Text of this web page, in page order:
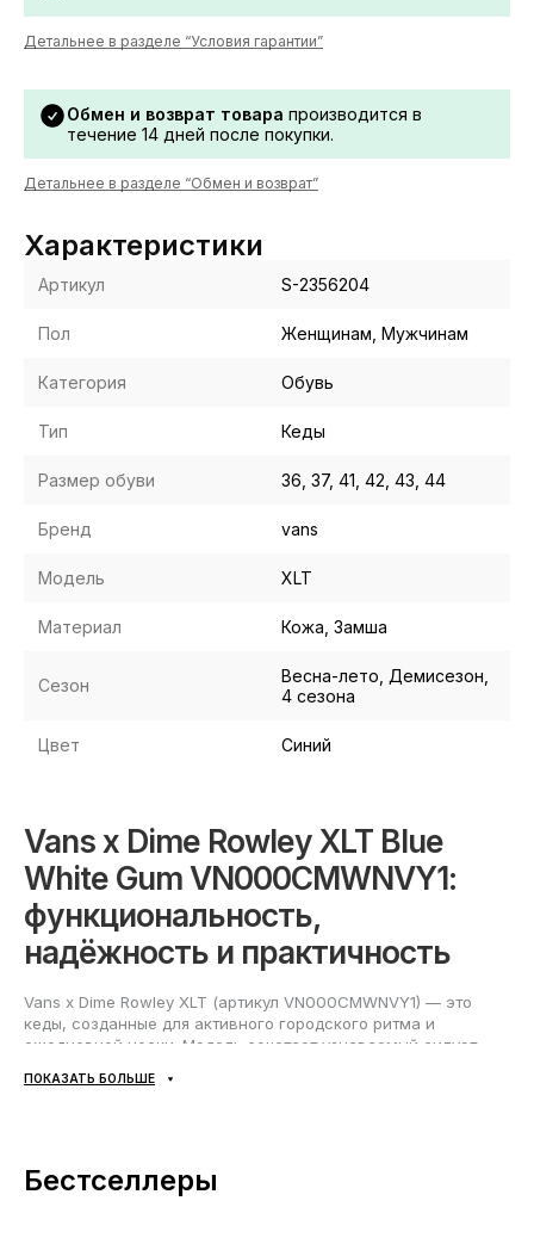
Детальнее в разделе “Условия гарантии”
Обмен и возврат товара производится в
течение 14 дней после покупки.
Детальнее в разделе “Обмен и возврат”
Характеристики
Артикул S-2356204
Пол Женщинам, Мужчинам
Категория Обувь
Тип Кеды
Размер обуви 36, 37, 41, 42, 43, 44
Бренд vans
Модель XLT
Материал Кожа, Замша
Сезон
Весна-лето, Демисезон,
4 сезона
Цвет Синий
Vans x Dime Rowley XLT Blue
White Gum VN000CMWNVY1:
функциональность,
надёжность и практичность
Vans x Dime Rowley XLT (артикул VN000CMWNVY1) — это
кеды, созданные для активного городского ритма и
ежедневной носки. Модель сочетает узнаваемый силуэт
рассчитанную на долгую эксплуатацию. Подошва с цепким
Сине-белая расцветка Blue/White с gum-подошвой выглядит
ПОКАЗАТЬ БОЛЬШЕ
Бестселлеры